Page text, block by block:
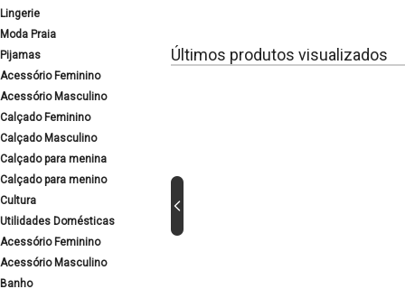
Lingerie
Moda Praia
Pijamas
Acessório Feminino
Acessório Masculino
Calçado Feminino
Calçado Masculino
Calçado para menina
Calçado para menino
Cultura
Utilidades Domésticas
Acessório Feminino
Acessório Masculino
Banho
Últimos produtos visualizados